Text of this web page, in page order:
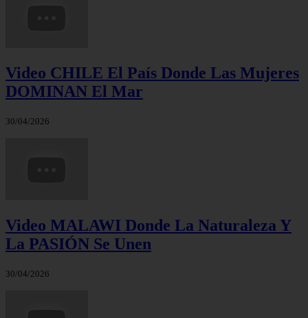
Video CHILE El País Donde Las Mujeres
DOMINAN El Mar
30/04/2026
Video MALAWI Donde La Naturaleza Y
La PASIÓN Se Unen
30/04/2026